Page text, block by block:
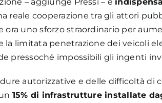
reale cooperazione tra gli attori
uno sforzo straordinario per
la limitata penetrazione dei veicoli
pressoché impossibili gli ingenti
autorizzative e delle difficoltà di
15% di infrastrutture installate